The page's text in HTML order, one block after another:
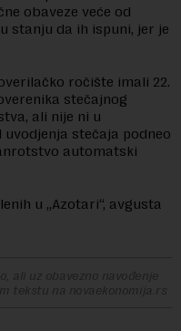
obaveze veće od
stanju da ih ispuni, jer je
ročište imali 22.
stečajnog
ali nije ni u
stečaja podneo
automatski
u „Azotari“, avgusta
ali uz obavezno navođenje
tekstu na novaekonomija.rs